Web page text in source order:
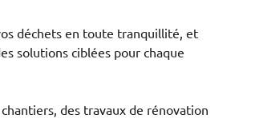
déchets en toute tranquillité, et
solutions ciblées pour chaque
des travaux de rénovation